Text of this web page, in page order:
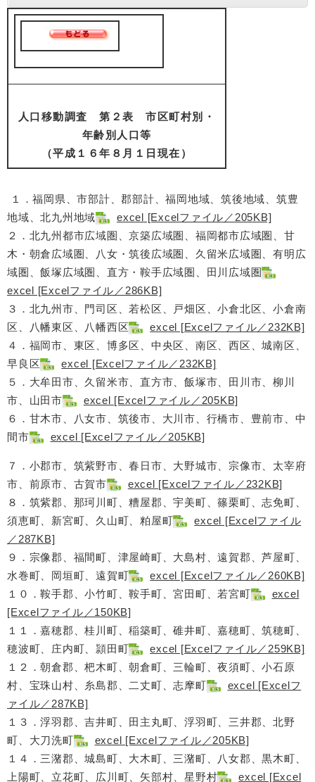
人口移動調査 第２表 市区町村別・
年齢別人口等
（平成１６年８月１日現在）
１．福岡県、市部計、郡部計、福岡地域、筑後地域、筑豊
地域、北九州地域
excel [Excelファイル／205KB]
２．北九州都市広域圏、京築広域圏、福岡都市広域圏、甘
木・朝倉広域圏、八女・筑後広域圏、久留米広域圏、有明広
域圏、飯塚広域圏、直方・鞍手広域圏、田川広域圏
excel [Excelファイル／286KB]
３．北九州市、門司区、若松区、戸畑区、小倉北区、小倉南
区、八幡東区、八幡西区
excel [Excelファイル／232KB]
４．福岡市、東区、博多区、中央区、南区、西区、城南区、
早良区
excel [Excelファイル／232KB]
５．大牟田市、久留米市、直方市、飯塚市、田川市、柳川
市、山田市
excel [Excelファイル／205KB]
６．甘木市、八女市、筑後市、大川市、行橋市、豊前市、中
間市
excel [Excelファイル／205KB]
７．小郡市、筑紫野市、春日市、大野城市、宗像市、太宰府
市、前原市、古賀市
excel [Excelファイル／232KB]
８．筑紫郡、那珂川町、糟屋郡、宇美町、篠栗町、志免町、
須恵町、新宮町、久山町、粕屋町
excel [Excelファイル
／287KB]
９．宗像郡、福間町、津屋崎町、大島村、遠賀郡、芦屋町、
水巻町、岡垣町、遠賀町
excel [Excelファイル／260KB]
１０．鞍手郡、小竹町、鞍手町、宮田町、若宮町
excel
[Excelファイル／150KB]
１１．嘉穂郡、桂川町、稲築町、碓井町、嘉穂町、筑穂町、
穂波町、庄内町、頴田町
excel [Excelファイル／259KB]
１２．朝倉郡、杷木町、朝倉町、三輪町、夜須町、小石原
村、宝珠山村、糸島郡、二丈町、志摩町
excel [Excelフ
ァイル／287KB]
１３．浮羽郡、吉井町、田主丸町、浮羽町、三井郡、北野
町、大刀洗町
excel [Excelファイル／205KB]
１４．三潴郡、城島町、大木町、三潴町、八女郡、黒木町、
上陽町、立花町、広川町、矢部村、星野村
excel [Excel